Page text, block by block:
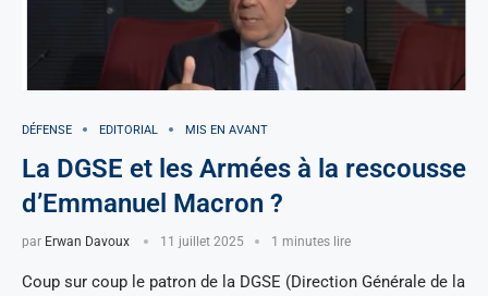
DÉFENSE EDITORIAL MIS EN AVANT
La DGSE et les Armées à la rescousse
d’Emmanuel Macron ?
par Erwan Davoux 11 juillet 2025 1 minutes lire
Coup sur coup le patron de la DGSE (Direction Générale de la